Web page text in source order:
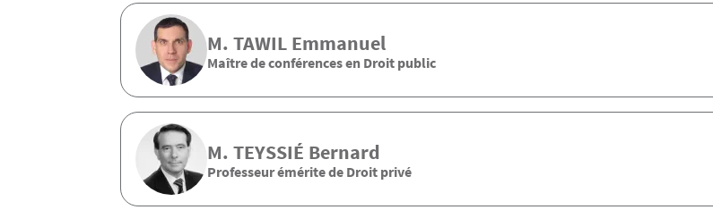
M. TAWIL Emmanuel
Maître de conférences en Droit public
M. TEYSSIÉ Bernard
Professeur émérite de Droit privé